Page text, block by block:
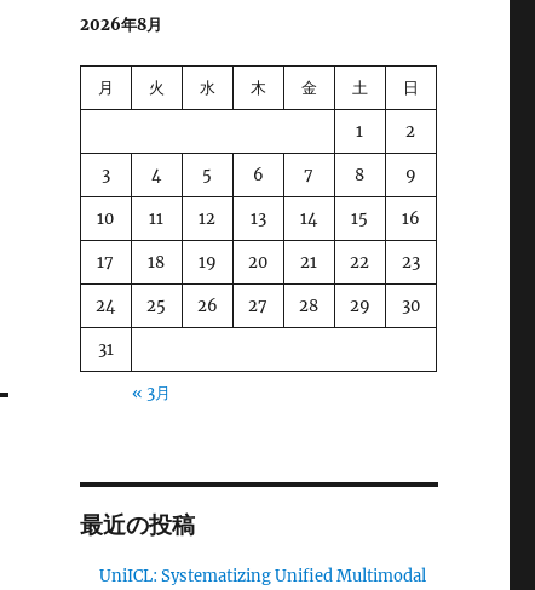
2026年8月
月 火 水 木 金 土 日
1 2
3 4 5 6 7 8 9
10 11 12 13 14 15 16
17 18 19 20 21 22 23
24 25 26 27 28 29 30
31
« 3月
最近の投稿
UniICL: Systematizing Unified Multimodal